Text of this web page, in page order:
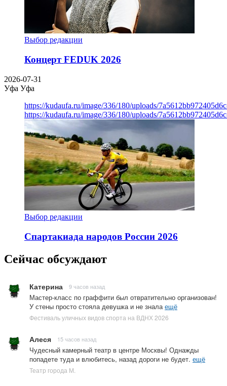
Выбор редакции
Концерт FEDUK 2026
2026-07-31
Уфа Уфа
https://kudaufa.ru/image/336/180/uploads/
https://kudaufa.ru/image/336/180/uploads/
Выбор редакции
Спартакиада народов России 2026
Сейчас обсуждают
Катерина 9 часов назад
Мастер-класс по граффити был отвратительно организован!
У стены просто стояла девушка и не зналаещё
Фестиваль уличных видов спорта на ВДНХ 2026
Алеся 15 часов назад
Чудесный камерный театр в центре Москвы! Однажды
попадете туда и влюбитесь, назад дороги не будет. ещё
Театр города М.